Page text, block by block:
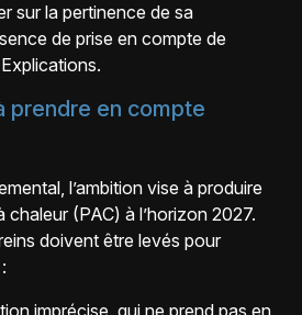
sur la pertinence de sa
de prise en compte de
prendre en compte
l’ambition vise à produire
chaleur (PAC) à l’horizon 2027.
doivent être levés pour
imprécise, qui ne prend pas en